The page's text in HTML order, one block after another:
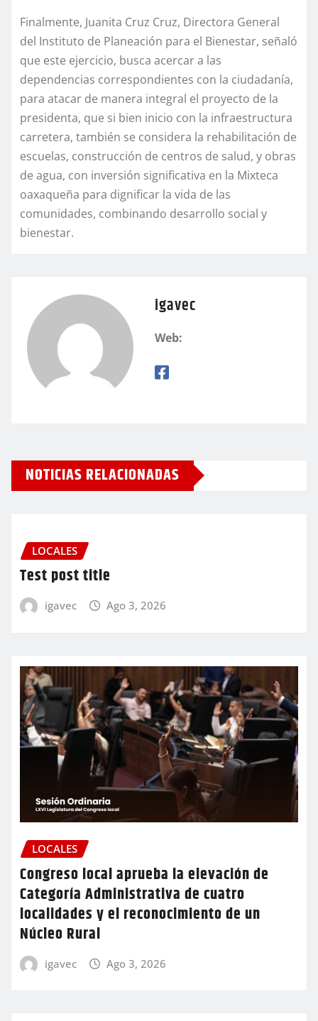
Finalmente, Juanita Cruz Cruz, Directora General
del Instituto de Planeación para el Bienestar, señaló
que este ejercicio, busca acercar a las
dependencias correspondientes con la ciudadanía,
para atacar de manera integral el proyecto de la
presidenta, que si bien inicio con la infraestructura
carretera, también se considera la rehabilitación de
escuelas, construcción de centros de salud, y obras
de agua, con inversión significativa en la Mixteca
oaxaqueña para dignificar la vida de las
comunidades, combinando desarrollo social y
bienestar.
igavec
Web:
NOTICIAS RELACIONADAS
LOCALES
Test post title
igavec Ago 3, 2026
LOCALES
Congreso local aprueba la elevación de
Categoría Administrativa de cuatro
localidades y el reconocimiento de un
Núcleo Rural
igavec Ago 3, 2026